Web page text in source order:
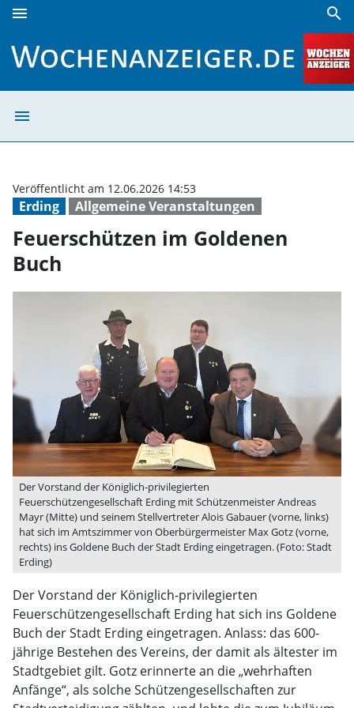
menu search
menu
Erding Allgemeine Veranstaltungen
Veröffentlicht am 12.06.2026 14:53
Feuerschützen im Goldenen
Buch
Der Vorstand der Königlich-privilegierten
Feuerschützengesellschaft Erding mit Schützenmeister Andreas
Mayr (Mitte) und seinem Stellvertreter Alois Gabauer (vorne, links)
hat sich im Amtszimmer von Oberbürgermeister Max Gotz (vorne,
rechts) ins Goldene Buch der Stadt Erding eingetragen. (Foto: Stadt
Erding)
Der Vorstand der Königlich-privilegierten
Feuerschützengesellschaft Erding hat sich ins Goldene
Buch der Stadt Erding eingetragen. Anlass: das 600-
jährige Bestehen des Vereins, der damit als ältester im
Stadtgebiet gilt. Gotz erinnerte an die „wehrhaften
Anfänge“, als solche Schützengesellschaften zur